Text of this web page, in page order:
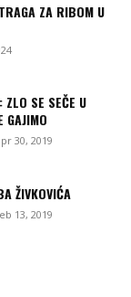
ZA RIBOM U
ZLO SE SEČE U
GAJIMO
30, 2019
ŽIVKOVIĆA
13, 2019